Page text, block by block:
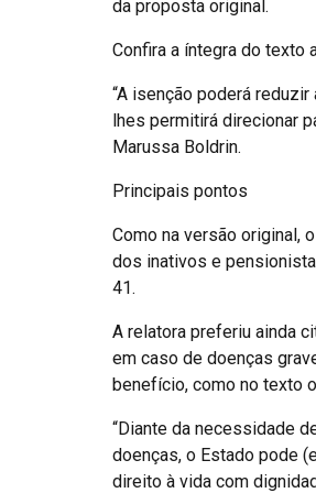
da proposta original.
Confira a íntegra do texto
“A isenção poderá
lhes permitirá direcionar
Marussa Boldrin.
Principais pontos
Como na versão original,
dos inativos e
41.
A relatora preferiu ainda
em caso de doenças
benefício, como no texto
“Diante da necessidade
doenças, o Estado pode
direito à vida com